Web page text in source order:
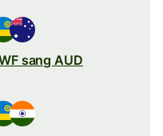
sang AUD